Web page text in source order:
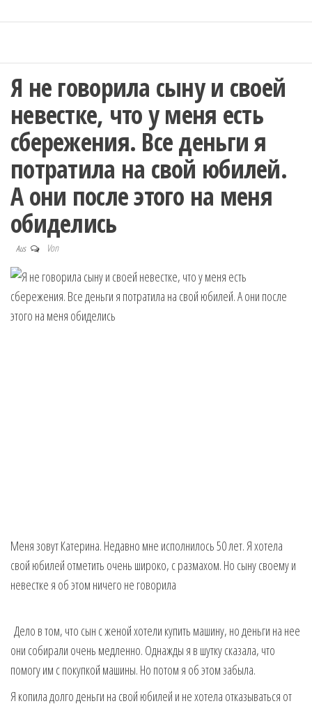
Я не говорила сыну и своей
невестке, что у меня есть
сбережения. Все деньги я
потратила на свой юбилей.
А они после этого на меня
обиделись
Aus Von
Меня зовут Катерина. Недавно мне исполнилось 50 лет. Я хотела
свой юбилей отметить очень широко, с размахом. Но сыну своему и
невестке я об этом ничего не говорила
Дело в том, что сын с женой хотели купить машину, но деньги на нее
они собирали очень медленно. Однажды я в шутку сказала, что
помогу им с покупкой машины. Но потом я об этом забыла.
Я копила долго деньги на свой юбилей и не хотела отказываться от